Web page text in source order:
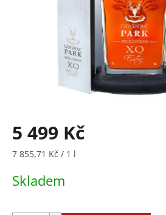
5 499 Kč
Měrná
7 855,71 Kč / 1 l
Skladem